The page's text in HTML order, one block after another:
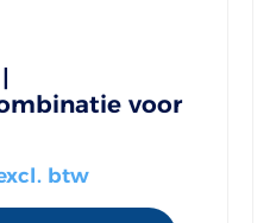
voor
btw